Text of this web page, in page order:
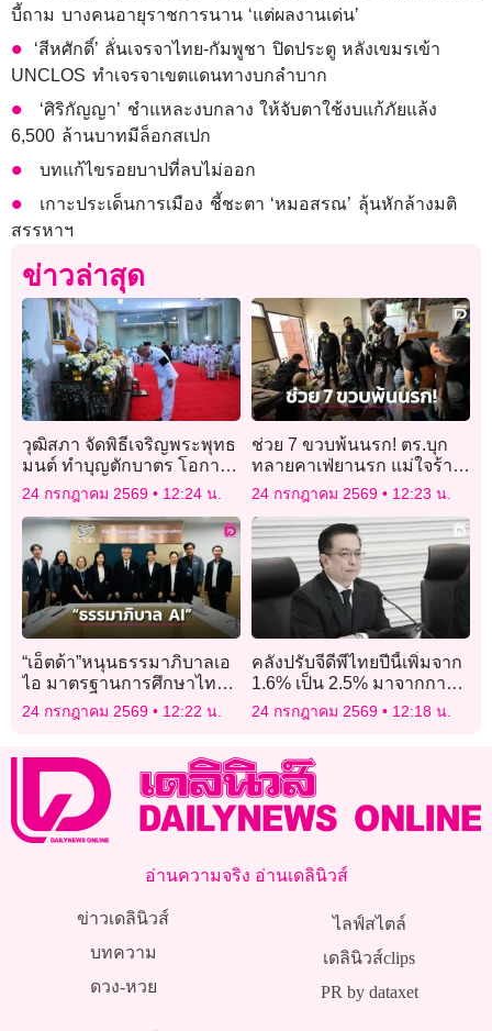
บี้ถาม บางคนอายุราชการนาน ‘แต่ผลงานเด่น’
​‘สีหศักดิ์’ ลั่นเจรจาไทย-กัมพูชา ปิดประตู หลังเขมรเข้า
UNCLOS ทำเจรจาเขตแดนทางบกลำบาก
‘ศิริกัญญา’ ชำแหละงบกลาง ให้จับตาใช้งบแก้ภัยแล้ง
6,500 ล้านบาทมีล็อกสเปก
บทแก้ไขรอยบาปที่ลบไม่ออก
เกาะประเด็นการเมือง ชี้ชะตา ‘หมอสรณ’ ลุ้นหักล้างมติ
สรรหาฯ
ข่าวล่าสุด
วุฒิสภา จัดพิธีเจริญพระพุทธ
มนต์ ทำบุญตักบาตร โอกาส
เฉลิมพระชนมพรรษา 74
พรรษา
24 กรกฎาคม 2569 12:24 น.
ช่วย 7 ขวบพ้นนรก! ตร.บุก
ทลายคาเฟ่ยานรก แม่ใจร้าย
เสพยาพ่นควันใส่หน้าลูกโชว์
24 กรกฎาคม 2569 12:23 น.
“เอ็ตด้า”หนุนธรรมาภิบาลเอ
ไอ มาตรฐานการศึกษาไทย
ยุคใหม่
24 กรกฎาคม 2569 12:22 น.
คลังปรับจีดีพีไทยปีนี้เพิ่มจาก
1.6% เป็น 2.5% มาจากการ
ลงทุน-นโยบายกระตุ้นรัฐ
24 กรกฎาคม 2569 12:18 น.
อ่านความจริง อ่านเดลินิวส์
ข่าวเดลินิวส์
บทความ
ดวง-หวย
ไลฟ์สไตล์
เดลินิวส์clips
PR by dataxet